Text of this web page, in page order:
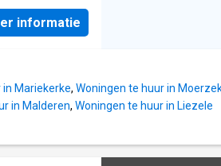
ruime living
(3,7 x
wasplaats (4 x
beschikt
4
informatie
Mariekerke, Woningen te huur in
in Malderen, Woningen te huur in Liezele